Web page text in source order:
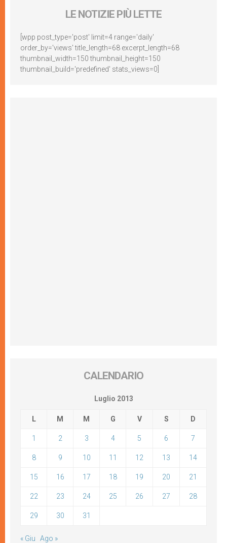
LE NOTIZIE PIÙ LETTE
[wpp post_type='post' limit=4 range='daily'
order_by='views' title_length=68 excerpt_length=68
thumbnail_width=150 thumbnail_height=150
thumbnail_build='predefined' stats_views=0]
CALENDARIO
Luglio 2013
L M M G V S D
1 2 3 4 5 6 7
8 9 10 11 12 13 14
15 16 17 18 19 20 21
22 23 24 25 26 27 28
29 30 31
« Giu Ago »